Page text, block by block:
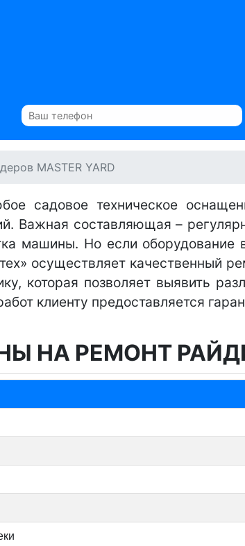
MASTER YARD
садовое техническое
Важная составляющая –
машины. Но если
осуществляет качественный
которая позволяет выявить
клиенту предоставляется
НА РЕМОНТ